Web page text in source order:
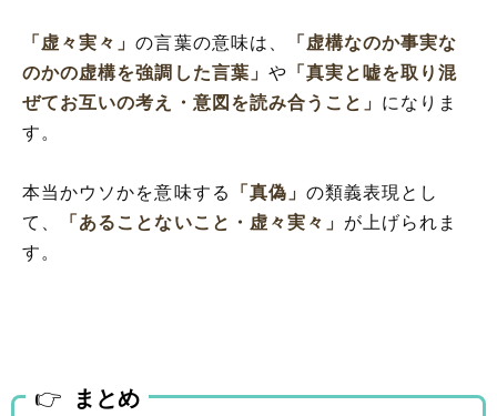
「虚々実々」の言葉の意味は、
「虚構なのか事実な
のかの虚構を強調した言葉」 や 「真実と嘘を取り混
ぜてお互いの考え・意図を読み合うこと」 になりま
す。
本当かウソかを意味する 「真偽」の類義表現とし
て、
「あることないこと・虚々実々」 が上げられま
す。
まとめ